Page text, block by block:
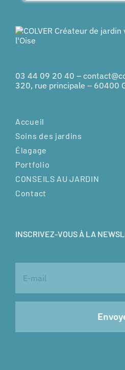
03 44 09 20 40 –
320, rue principale – 60400
Accueil
Soins des jardins
Élagage
Portfolio
CONSEILS AU JARDIN
Contact
INSCRIVEZ-VOUS À LA